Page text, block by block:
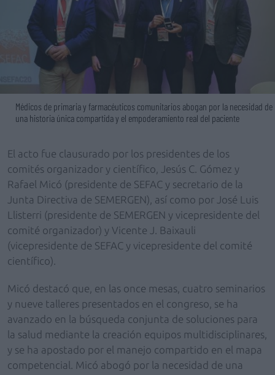
Médicos de primaria y farmacéuticos comunitarios abogan por la necesidad de
una historia única compartida y el empoderamiento real del paciente
El acto fue clausurado por los presidentes de los
comités organizador y científico, Jesús C. Gómez y
Rafael Micó (presidente de SEFAC y secretario de la
Junta Directiva de SEMERGEN), así como por José Luis
Llisterri (presidente de SEMERGEN y vicepresidente del
comité organizador) y Vicente J. Baixauli
(vicepresidente de SEFAC y vicepresidente del comité
científico).
Micó destacó que, en las once mesas, cuatro seminarios
y nueve talleres presentados en el congreso, se ha
avanzado en la búsqueda conjunta de soluciones para
la salud mediante la creación equipos multidisciplinares,
y se ha apostado por el manejo compartido en el mapa
competencial. Micó abogó por la necesidad de una